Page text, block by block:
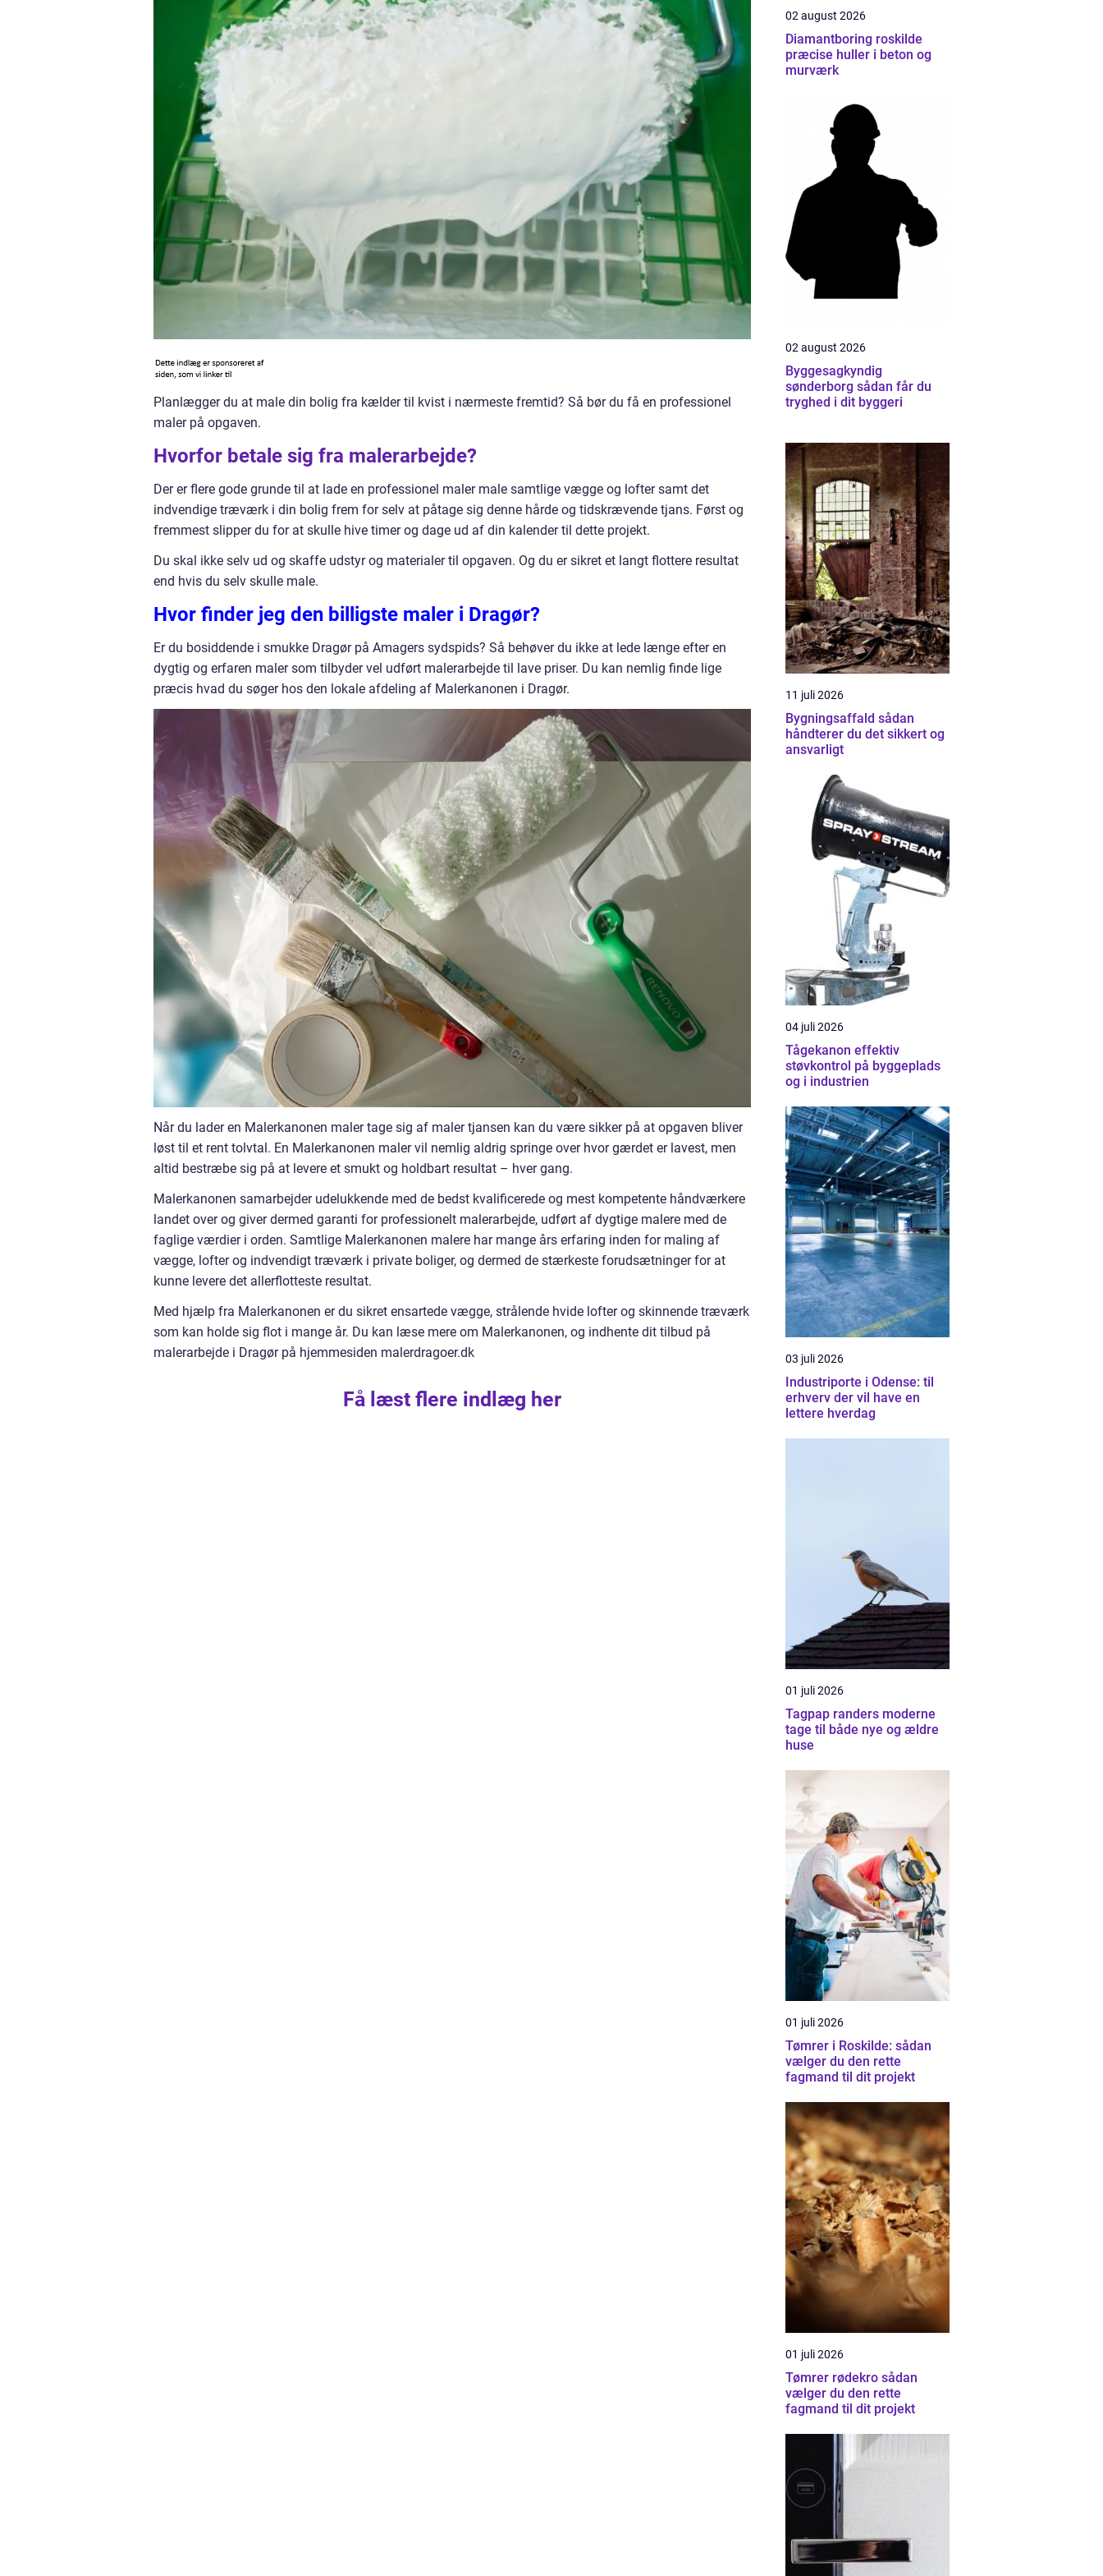
Planlægger du at male din bolig fra kælder til kvist i nærmeste fremtid? Så bør du få en professionel
maler på opgaven.
Hvorfor betale sig fra malerarbejde?
Der er flere gode grunde til at lade en professionel maler male samtlige vægge og lofter samt det
indvendige træværk i din bolig frem for selv at påtage sig denne hårde og tidskrævende tjans. Først og
fremmest slipper du for at skulle hive timer og dage ud af din kalender til dette projekt.
Du skal ikke selv ud og skaffe udstyr og materialer til opgaven. Og du er sikret et langt flottere resultat
end hvis du selv skulle male.
Hvor finder jeg den billigste maler i Dragør?
Er du bosiddende i smukke Dragør på Amagers sydspids? Så behøver du ikke at lede længe efter en
dygtig og erfaren maler som tilbyder vel udført malerarbejde til lave priser. Du kan nemlig finde lige
præcis hvad du søger hos den lokale afdeling af Malerkanonen i Dragør.
Når du lader en Malerkanonen maler tage sig af maler tjansen kan du være sikker på at opgaven bliver
løst til et rent tolvtal. En Malerkanonen maler vil nemlig aldrig springe over hvor gærdet er lavest, men
altid bestræbe sig på at levere et smukt og holdbart resultat – hver gang.
Malerkanonen samarbejder udelukkende med de bedst kvalificerede og mest kompetente håndværkere
landet over og giver dermed garanti for professionelt malerarbejde, udført af dygtige malere med de
faglige værdier i orden. Samtlige Malerkanonen malere har mange års erfaring inden for maling af
vægge, lofter og indvendigt træværk i private boliger, og dermed de stærkeste forudsætninger for at
kunne levere det allerflotteste resultat.
Med hjælp fra Malerkanonen er du sikret ensartede vægge, strålende hvide lofter og skinnende træværk
som kan holde sig flot i mange år. Du kan læse mere om Malerkanonen, og indhente dit tilbud på
malerarbejde i Dragør på hjemmesiden malerdragoer.dk
Få læst flere indlæg her
02 august 2026
Diamantboring roskilde
præcise huller i beton og
murværk
02 august 2026
Byggesagkyndig
sønderborg sådan får du
tryghed i dit byggeri
11 juli 2026
Bygningsaffald sådan
håndterer du det sikkert og
ansvarligt
04 juli 2026
Tågekanon effektiv
støvkontrol på byggeplads
og i industrien
03 juli 2026
Industriporte i Odense: til
erhverv der vil have en
lettere hverdag
01 juli 2026
Tagpap randers moderne
tage til både nye og ældre
huse
01 juli 2026
Tømrer i Roskilde: sådan
vælger du den rette
fagmand til dit projekt
01 juli 2026
Tømrer rødekro sådan
vælger du den rette
fagmand til dit projekt